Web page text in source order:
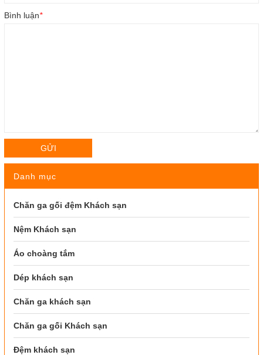
Bình luận*
GỬI
Danh mục
Chăn ga gối đệm Khách sạn
Nệm Khách sạn
Áo choàng tắm
Dép khách sạn
Chăn ga khách sạn
Chăn ga gối Khách sạn
Đệm khách sạn